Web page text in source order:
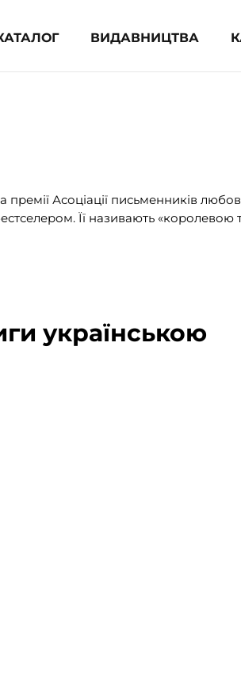
ВИДАВНИЦТВА
Асоціації письменників
Її називають «королевою
українською